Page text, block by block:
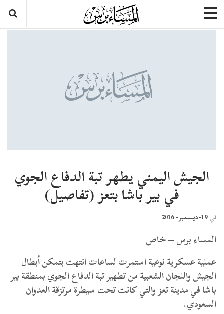
الجيش اليمني يطهر تبة الدفاع الجوي
في بير باشا بتعز (تفاصيل)
في 19-ديسمبر- 2016
المساء برس – خاص
عملية عسكرية نوعية استمرت لساعات انتهت بتمكن أبطال
الجيش واللجان الشعبية من تطهير تبة الدفاع الجوي بمنطقة بير
باشا في مدينة تعز والتي كانت تحت سيطرة مرتزقة العدوان
السعودي.